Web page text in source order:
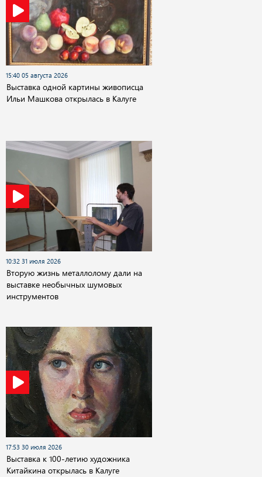
15:40 05 августа 2026
Выставка одной картины живописца
Ильи Машкова открылась в Калуге
10:32 31 июля 2026
Вторую жизнь металлолому дали на
выставке необычных шумовых
инструментов
17:53 30 июля 2026
Выставка к 100-летию художника
Китайкина открылась в Калуге